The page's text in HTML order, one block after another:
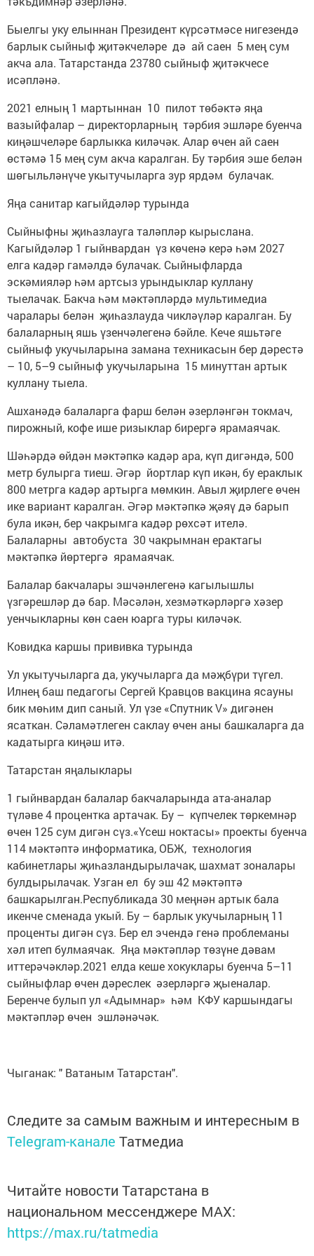
Быелгы уку елыннан Президент күрсәтмәсе нигезендә
барлык сыйныф җитәкчеләре дә ай саен 5 мең сум
акча ала. Татарстанда 23780 сыйныф җитәкчесе
исәпләнә.
2021 елның 1 мартыннан 10 пилот төбәктә яңа
вазыйфалар – директорларның тәрбия эшләре буенча
киңәшчеләре барлыкка киләчәк. Алар өчен ай саен
өстәмә 15 мең сум акча каралган. Бу тәрбия эше белән
шөгыльләнүче укытучыларга зур ярдәм булачак.
Яңа санитар кагыйдәләр турында
Сыйныфны җиһазлауга таләпләр кырыслана.
Кагыйдәләр 1 гыйнвардан үз көченә керә һәм 2027
елга кадәр гамәлдә булачак. Сыйныфларда
эскәмияләр һәм артсыз урындыклар куллану
тыелачак. Бакча һәм мәктәпләрдә мультимедиа
чаралары белән җиһазлауда чикләүләр каралган. Бу
балаларның яшь үзенчәлегенә бәйле. Кече яшьтәге
сыйныф укучыларына замана техникасын бер дәрестә
– 10, 5–9 сыйныф укучыларына 15 минуттан артык
куллану тыела.
Ашханәдә балаларга фарш белән әзерләнгән токмач,
пирожный, кофе ише ризыклар бирергә ярамаячак.
Шәһәрдә өйдән мәктәпкә кадәр ара, күп дигәндә, 500
метр булырга тиеш. Әгәр йортлар күп икән, бу ераклык
800 метрга кадәр артырга мөмкин. Авыл җирлеге өчен
ике вариант каралган. Әгәр мәктәпкә җәяү дә барып
була икән, бер чакрымга кадәр рөхсәт ителә.
Балаларны автобуста 30 чакрымнан ерактагы
мәктәпкә йөртергә ярамаячак.
Балалар бакчалары эшчәнлегенә кагылышлы
үзгәрешләр дә бар. Мәсәлән, хезмәткәрләргә хәзер
уенчыкларны көн саен юарга туры киләчәк.
Ковидка каршы прививка турында
Ул укытучыларга да, укучыларга да мәҗбүри түгел.
Илнең баш педагогы Сергей Кравцов вакцина ясауны
бик мөһим дип саный. Ул үзе «Спутник V» дигәнен
ясаткан. Сәламәтлеген саклау өчен аны башкаларга да
кадатырга киңәш итә.
Татарстан яңалыклары
1 гыйнвардан балалар бакчаларында ата-аналар
түләве 4 процентка артачак. Бу – күпчелек төркемнәр
өчен 125 сум дигән сүз.«Үсеш ноктасы» проекты буенча
114 мәктәптә информатика, ОБЖ, технология
кабинетлары җиһазландырылачак, шахмат зоналары
булдырылачак. Узган ел бу эш 42 мәктәптә
башкарылган.Республикада 30 меңнән артык бала
икенче сменада укый. Бу – барлык укучыларның 11
проценты дигән сүз. Бер ел эчендә генә проблеманы
хәл итеп булмаячак. Яңа мәктәпләр төзүне дәвам
иттерәчәкләр.2021 елда кеше хокуклары буенча 5–11
сыйныфлар өчен дәреслек әзерләргә җыеналар.
Беренче булып ул «Адымнар» һәм КФУ каршындагы
мәктәпләр өчен эшләнәчәк.
Чыганак: " Ватаным Татарстан".
Следите за самым важным и интересным в
Telegram-канале Татмедиа
Читайте новости Татарстана в
национальном мессенджере MАХ:
https://max.ru/tatmedia